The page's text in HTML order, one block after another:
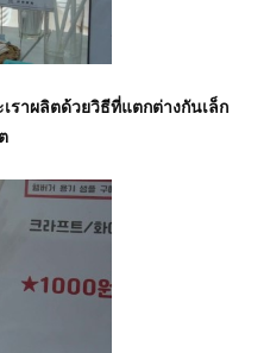
ราผลิตด้วยวิธีที่แตกต่างกันเล็ก